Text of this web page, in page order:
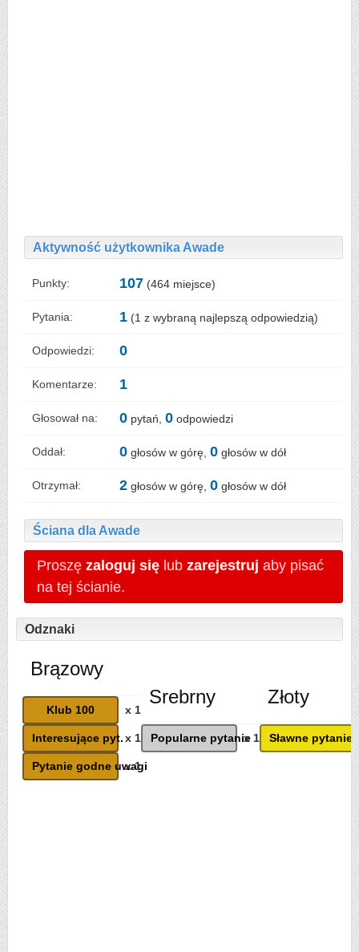
Aktywność użytkownika Awade
Punkty: 107 (464 miejsce)
Pytania: 1 (1 z wybraną najlepszą odpowiedzią)
Odpowiedzi: 0
Komentarze: 1
Głosował na: 0 pytań, 0 odpowiedzi
Oddał: 0 głosów w górę, 0 głosów w dół
Otrzymał: 2 głosów w górę, 0 głosów w dół
Ściana dla Awade
Proszę zaloguj się lub zarejestruj aby pisać
na tej ścianie.
Odznaki
Brązowy
Klub 100 x 1
Interesujące pyt.x 1
Pytanie godne uwagi
x 1
Srebrny
Popularne pytaniex 1
Złoty
Sławne pytanie